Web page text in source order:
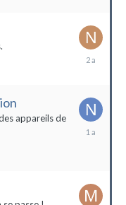
18
appareils de